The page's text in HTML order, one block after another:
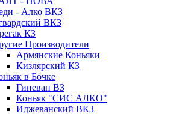
- Алко ВКЗ
ВКЗ
КЗ
Производители
Армянские Коньяки
Кизлярский КЗ
в Бочке
Гиневан ВЗ
Коньяк "СИС АЛКО"
Иджеванский ВКЗ